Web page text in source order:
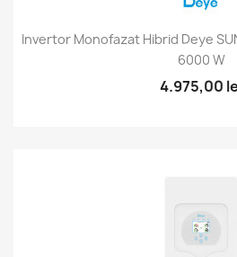
Invertor Monofazat Hibrid Deye
6000 W
4.975,00